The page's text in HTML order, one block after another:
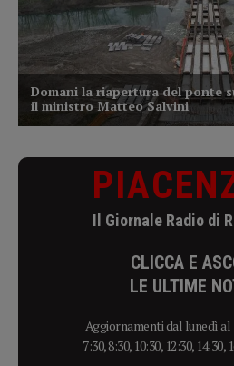
Il Giornale Radio di
CLICCA E
LE ULTIME
Aggiornamenti dal lunedì al
7:30, 8:30, 10:30, 12:30, 14:30,